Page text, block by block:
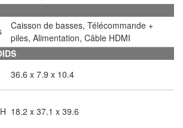
Caisson de basses, Télécommande +
piles, Alimentation, Câble HDMI
36.6 x 7.9 x 10.4
18.2 x 37.1 x 39.6